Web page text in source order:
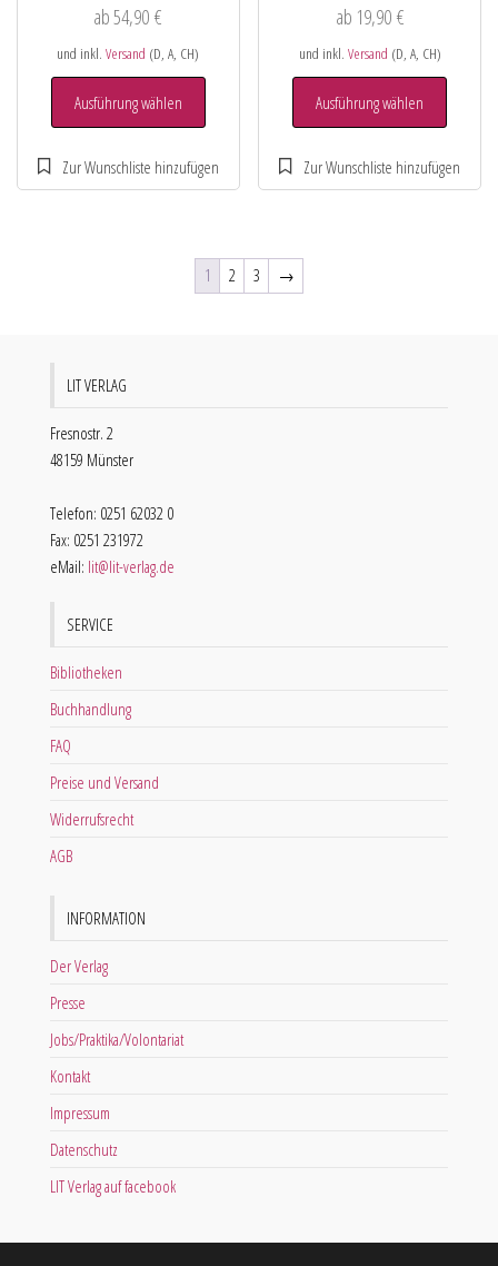
ab54,90€
und inkl.Versand (D, A, CH)
Ausführung wählen
ab 19,90 €
und inkl. Versand (D, A, CH)
Ausführung wählen
1 2 3 →
LIT VERLAG
Fresnostr. 2
48159 Münster
Telefon: 0251 62032 0
Fax: 0251 231972
eMail: lit@lit-verlag.de
SERVICE
Bibliotheken
Buchhandlung
FAQ
Preise und Versand
Widerrufsrecht
AGB
INFORMATION
Der Verlag
Presse
Jobs/Praktika/Volontariat
Kontakt
Impressum
Datenschutz
LIT Verlag auf facebook